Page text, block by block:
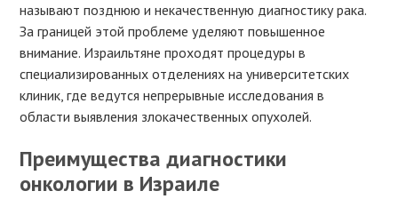
называют позднюю и некачественную диагностику рака.
За границей этой проблеме уделяют повышенное
внимание. Израильтяне проходят процедуры в
специализированных отделениях на университетских
клиник, где ведутся непрерывные исследования в
области выявления злокачественных опухолей.
Преимущества диагностики
онкологии в Израиле